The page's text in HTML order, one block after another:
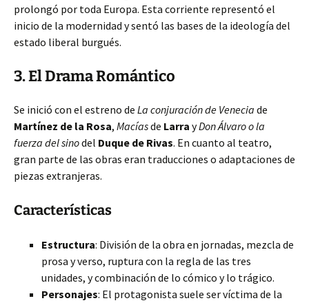
prolongó por toda Europa. Esta corriente representó el
inicio de la modernidad y sentó las bases de la ideología del
estado liberal burgués.
3. El Drama Romántico
Se inició con el estreno de La conjuración de Venecia de
Martínez de la Rosa, Macíasde Larra yDon Álvaro o la
fuerza del sinodel Duque de Rivas. En cuanto al teatro,
gran parte de las obras eran traducciones o adaptaciones de
piezas extranjeras.
Características
Estructura: División de la obra en jornadas, mezcla de
prosa y verso, ruptura con la regla de las tres
unidades, y combinación de lo cómico y lo trágico.
Personajes: El protagonista suele ser víctima de la